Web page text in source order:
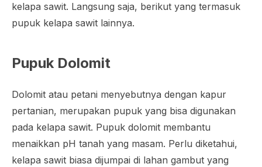
kelapa sawit. Langsung saja, berikut yang termasuk
pupuk kelapa sawit lainnya.
Pupuk Dolomit
Dolomit atau petani menyebutnya dengan kapur
pertanian, merupakan pupuk yang bisa digunakan
pada kelapa sawit. Pupuk dolomit membantu
menaikkan pH tanah yang masam. Perlu diketahui,
kelapa sawit biasa dijumpai di lahan gambut yang